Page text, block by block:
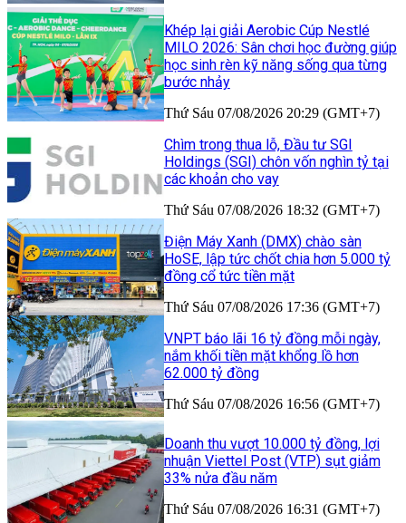
Khép lại giải Aerobic Cúp Nestlé
MILO 2026: Sân chơi học đường giúp
học sinh rèn kỹ năng sống qua từng
bước nhảy
Thứ Sáu 07/08/2026 20:29 (GMT+7)
Chìm trong thua lỗ, Đầu tư SGI
Holdings (SGI) chôn vốn nghìn tỷ tại
các khoản cho vay
Thứ Sáu 07/08/2026 18:32 (GMT+7)
Điện Máy Xanh (DMX) chào sàn
HoSE, lập tức chốt chia hơn 5.000 tỷ
đồng cổ tức tiền mặt
Thứ Sáu 07/08/2026 17:36 (GMT+7)
VNPT báo lãi 16 tỷ đồng mỗi ngày,
nắm khối tiền mặt khổng lồ hơn
62.000 tỷ đồng
Thứ Sáu 07/08/2026 16:56 (GMT+7)
Doanh thu vượt 10.000 tỷ đồng, lợi
nhuận Viettel Post (VTP) sụt giảm
33% nửa đầu năm
Thứ Sáu 07/08/2026 16:31 (GMT+7)